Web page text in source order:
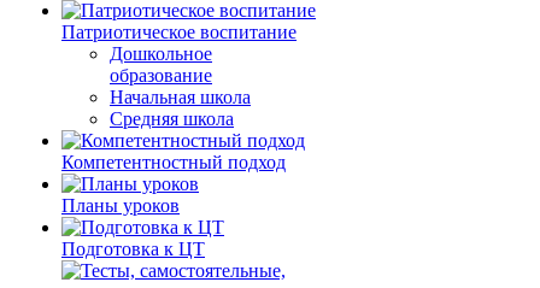
Патриотическое воспитание
Дошкольное
образование
Начальная школа
Средняя школа
Компетентностный подход
Планы уроков
Подготовка к ЦТ